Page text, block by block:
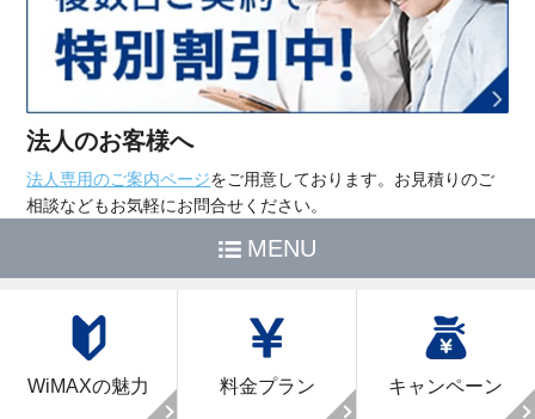
法人のお客様へ
法人専用のご案内ページをご用意しております。お見積りのご
相談などもお気軽にお問合せください。
MENU
WiMAXの魅力 料金プラン キャンペーン